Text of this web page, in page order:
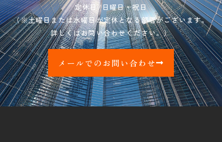
定休日/日曜日・祝日
（※土曜日または水曜日が定休となる部署がございます。
詳しくはお問い合わせください。）
メールでのお問い合わせ